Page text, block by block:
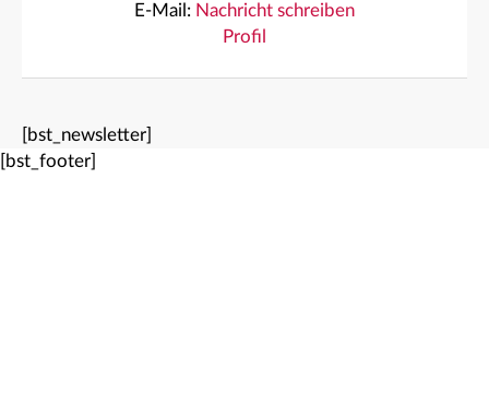
E-Mail: Nachricht schreiben
Profil
[bst_newsletter]
[bst_footer]